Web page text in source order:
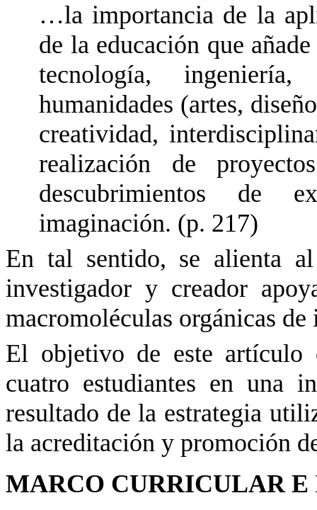
…la importancia de la
de la educación que
tecnología,
humanidades (artes,
creatividad,
realización de
descubrimientos de
imaginación. (p. 217)
En tal sentido, se alienta
investigador y creador
macromoléculas orgánicas
El objetivo de este artículo
cuatro estudiantes en una
resultado de la estrategia
la acreditación y promoción
MARCO CURRICULAR